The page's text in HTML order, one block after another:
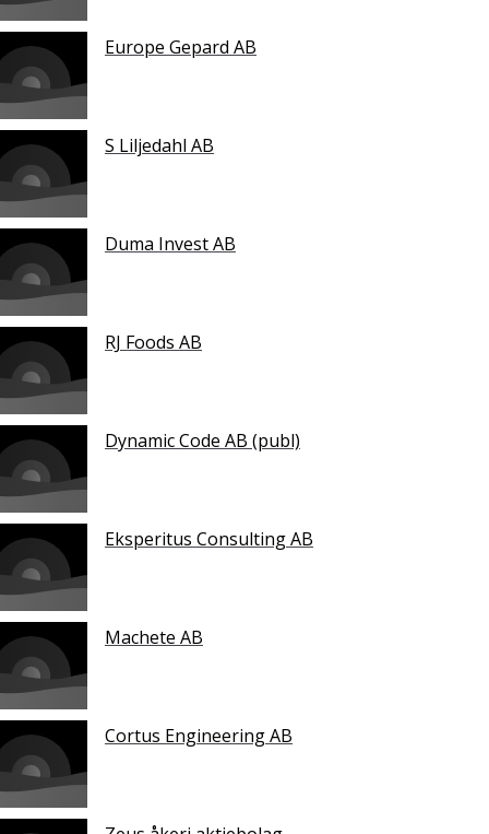
Europe Gepard AB
S Liljedahl AB
Duma Invest AB
RJ Foods AB
Dynamic Code AB (publ)
Eksperitus Consulting AB
Machete AB
Cortus Engineering AB